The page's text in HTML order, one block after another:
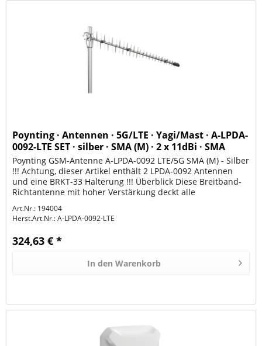
Poynting · Antennen · 5G/LTE · Yagi/Mast · A-LPDA-
0092-LTE SET · silber · SMA (M) · 2 x 11dBi · SMA
Poynting GSM-Antenne A-LPDA-0092 LTE/5G SMA (M) - Silber
!!! Achtung, dieser Artikel enthält 2 LPDA-0092 Antennen
und eine BRKT-33 Halterung !!! Überblick Diese Breitband-
Richtantenne mit hoher Verstärkung deckt alle
Art.Nr.: 194004
Herst.Art.Nr.:A-LPDA-0092-LTE
324,63 € *
In den Warenkorb